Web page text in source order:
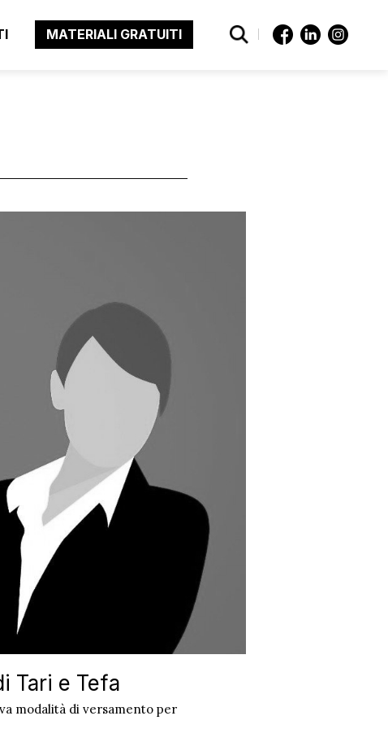
MATERIALI GRATUITI
Tari e Tefa
modalità di versamento per